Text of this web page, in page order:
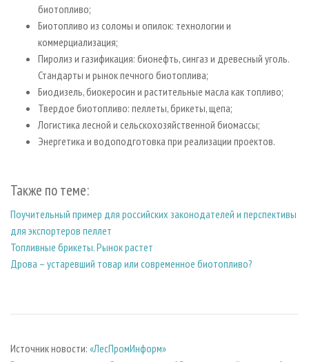
биотопливо;
Биотопливо из соломы и опилок: технологии и
коммерциализация;
Пиролиз и газификация: бионефть, сингаз и древесный уголь.
Стандарты и рынок печного биотоплива;
Биодизель, биокеросин и растительные масла как топливо;
Твердое биотопливо: пеллеты, брикеты, щепа;
Логистика лесной и сельскохозяйственной биомассы;
Энергетика и водоподготовка при реализации проектов.
Также по теме:
Поучительный пример для российских законодателей и перспективы
для экспортеров пеллет
Топливные брикеты. Рынок растет
Дрова – устаревший товар или современное биотопливо?
Источник новости: «ЛесПромИнформ»